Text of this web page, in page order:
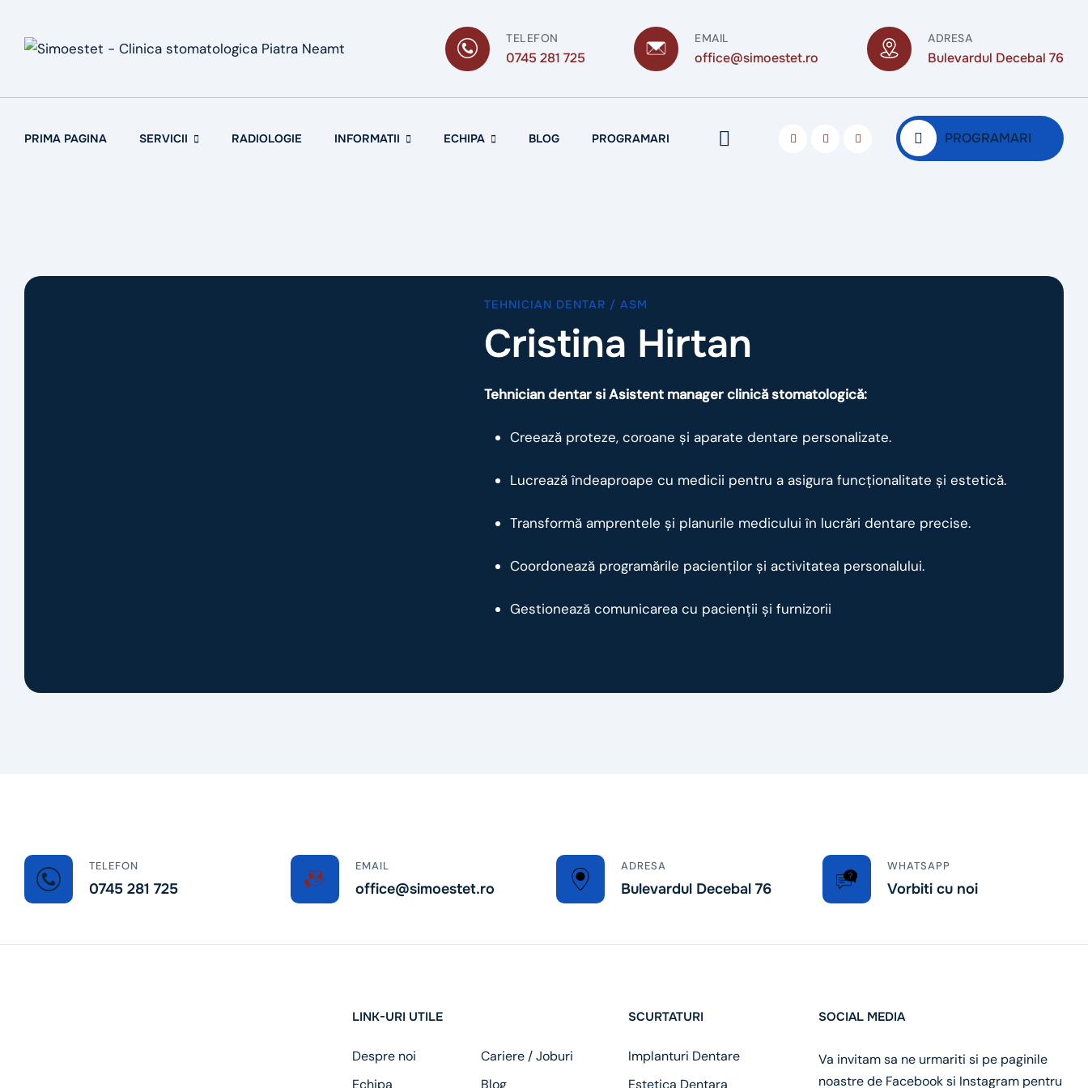
content
TELEFON
0745 281 725
EMAIL
office@simoestet.ro
ADRESA
Bulevardul Decebal 76
PRIMA PAGINA SERVICII RADIOLOGIE INFORMATII ECHIPA BLOG PROGRAMARI PROGRAMARI
TEHNICIAN DENTAR / ASM
Cristina Hirtan
Tehnician dentar si Asistent manager clinică stomatologică:
Creează proteze, coroane și aparate dentare personalizate.
Lucrează îndeaproape cu medicii pentru a asigura funcționalitate și estetică.
Transformă amprentele și planurile medicului în lucrări dentare precise.
Coordonează programările pacienților și activitatea personalului.
Gestionează comunicarea cu pacienții și furnizorii
TELEFON
0745 281 725
EMAIL
office@simoestet.ro
ADRESA
Bulevardul Decebal 76
WHATSAPP
Vorbiti cu noi
LINK-URI UTILE
Despre noi
Cariere / Joburi
Echipa
Blog
SCURTATURI
Implanturi Dentare
Estetica Dentara
SOCIAL MEDIA
Va invitam sa ne urmariti si pe paginile
noastre de Facebook si Instagram pentru